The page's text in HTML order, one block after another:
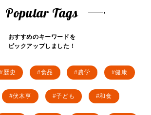
Popular Tags
おすすめのキーワードを
ピックアップしました！
歴史 食品 農学 健康
伏木亨 子ども 和食